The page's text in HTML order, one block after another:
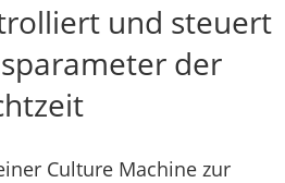
und steuert
der
Culture Machine zur